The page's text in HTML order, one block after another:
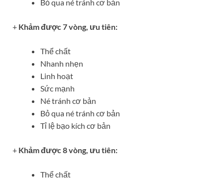
Bỏ qua né tránh cơ bản
+ Khảm được 7 vòng, ưu tiên:
Thể chất
Nhanh nhẹn
Linh hoạt
Sức mạnh
Né tránh cơ bản
Bỏ qua né tránh cơ bản
Tỉ lệ bạo kích cơ bản
+ Khảm được 8 vòng, ưu tiên:
Thể chất